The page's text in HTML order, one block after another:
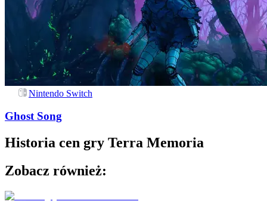
Nintendo Switch
Ghost Song
Historia cen gry Terra Memoria
Zobacz również: